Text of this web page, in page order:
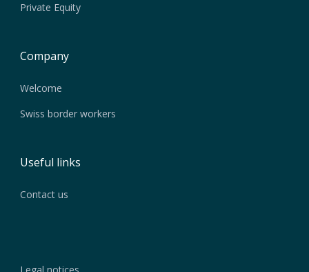
Private Equity
Company
Welcome
Swiss border workers
Useful links
Contact us